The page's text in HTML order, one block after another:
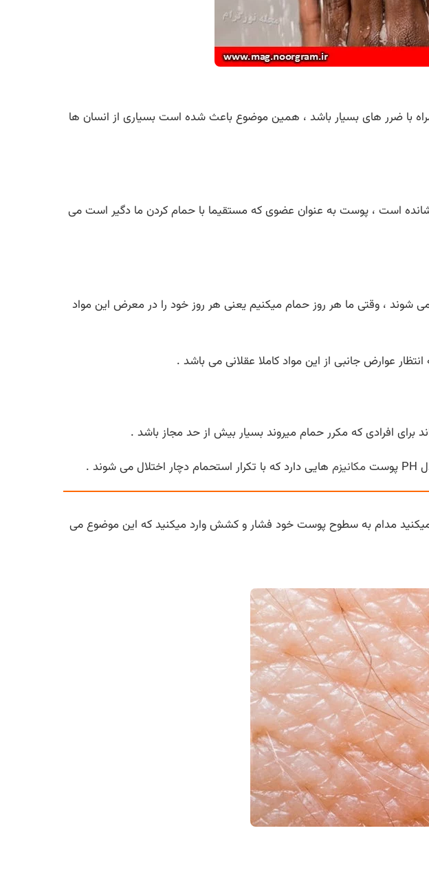
با ضرر های بسیار باشد ، همین موضوع باعث شده است بسیاری از انسان ها
است ، پوست به عنوان عضوی که مستقیما با حمام کردن ما دگیر است می
شوند ، وقتی ما هر روز حمام میکنیم یعنی هر روز خود را در معرض این مواد
عوارض جانبی از این مواد کاملا عقلانی می باشد .
برای افرادی که مکرر حمام میروند بسیار بیش از حد مجاز باشد .
مکانیزم هایی دارد که با تکرار استحمام دچار اختلال می شوند .
مدام به سطوح پوست خود فشار و کشش وارد میکنید که این موضوع می